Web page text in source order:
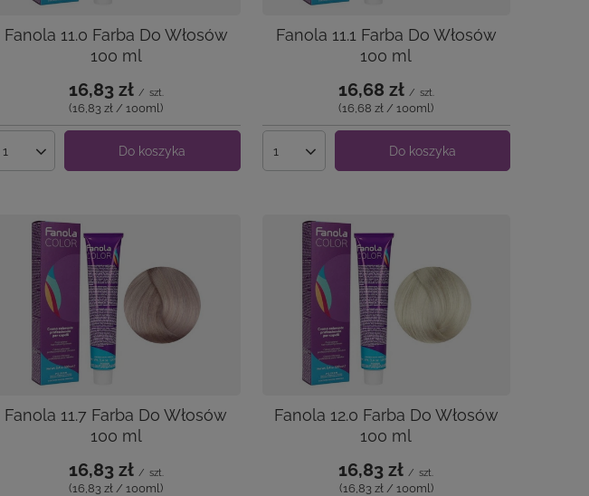
Fanola 11.0 Farba Do Włosów
100 ml
16,83 zł / szt.
(16,83 zł / 100ml)
Ilość produktów Do koszyka
Fanola 11.1 Farba Do Włosów
100 ml
16,68 zł / szt.
(16,68 zł / 100ml)
Ilość produktów Do koszyka
Fanola 11.7 Farba Do Włosów
100 ml
16,83 zł / szt.
(16,83 zł / 100ml)
Fanola 12.0 Farba Do Włosów
100 ml
16,83 zł / szt.
(16,83 zł / 100ml)